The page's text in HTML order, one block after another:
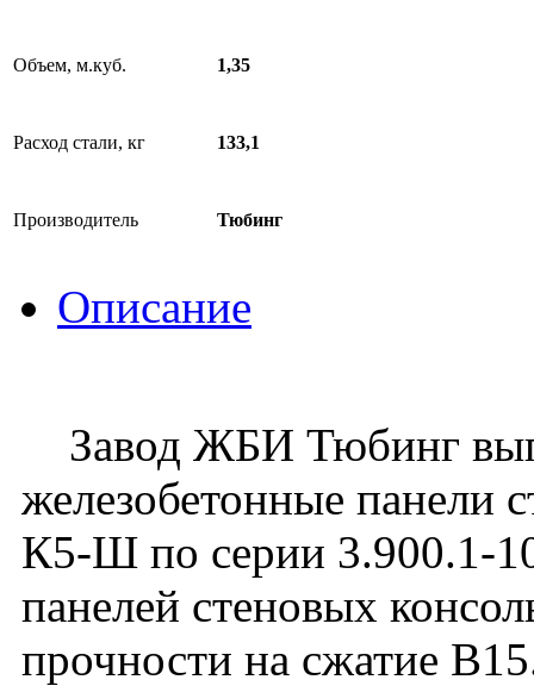
Объем, м.куб. 1,35
Расход стали, кг 133,1
Производитель Тюбинг
Описание
Завод ЖБИ Тюбинг
железобетонные панели
К5-Ш по серии 3.900.1-
панелей стеновых
прочности на сжатие